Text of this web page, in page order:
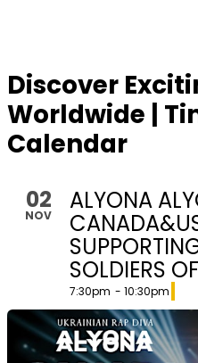
Discover
Worldwide |
Calendar
02
NOV
ALYONA
SOLDIERS
7:30pm - 10:30pm